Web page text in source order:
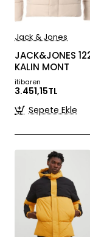
Jack & Jones
JACK&JONES
KALIN MONT
itibaren
3.451,15TL
Sepete Ekle